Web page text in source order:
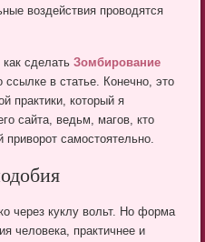
воздействия проводятся
сделатьЗомбирование
ссылке в статье. Конечно, это
практики, который я
сайта, ведьм, магов, кто
приворот самостоятельно.
через куклу вольт. Но форма
человека, практичнее и